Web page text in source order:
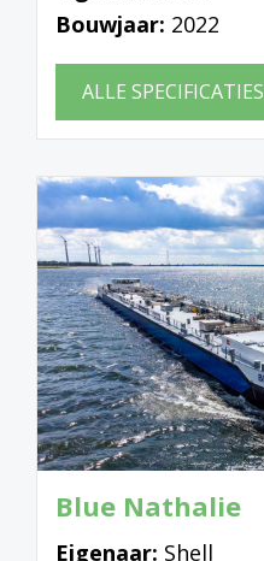
Bouwjaar: 2022
ALLE SPECIFICATIES
Blue Nathalie
Eigenaar: Shell